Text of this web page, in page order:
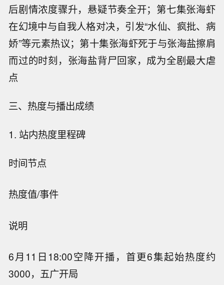
后剧情浓度骤升，悬疑节奏全开；第七集张海虾
在幻境中与自我人格对决，引发“水仙、疯批、病
娇”等元素热议；第十集张海虾死于与张海盐擦肩
而过的时刻，张海盐背尸回家，成为全剧最大虐
点
三、热度与播出成绩
1. 站内热度里程碑
时间节点
热度值/事件
说明
6月11日18:00空降开播，首更6集起始热度约
3000，五广开局